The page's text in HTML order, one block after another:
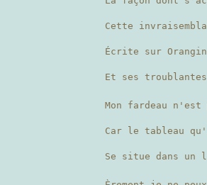
Cette
Écrite sur
Et ses troublantes
Mon fardeau n'est
Car le tableau
Se situe dans un